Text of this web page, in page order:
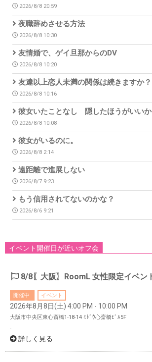
2026/8/8 20:59
夜職辞めさせる方法
2026/8/8 10:30
友情婚で、ゲイ旦那からのDV
2026/8/8 10:20
友達以上恋人未満の関係は続きますか？
2026/8/8 10:16
彼女いたことなし 隠したほうがいいか
2026/8/8 10:08
彼女がいるのに。
2026/8/8 2:14
遠距離で進展しない
2026/8/7 9:23
もう信用されてないのかな？
2026/8/6 9:21
イベント開催日が近いオフ会
8/8〖大阪〗RoomL 女性限定イベン
開催中 イベント
2026年8月8日(土) 4:00 PM - 10:00 PM
大阪市中央区東心斎橋1-18-14 ﾐﾄﾞｳ心斎橋ﾋﾞﾙ5F
-
詳しく見る